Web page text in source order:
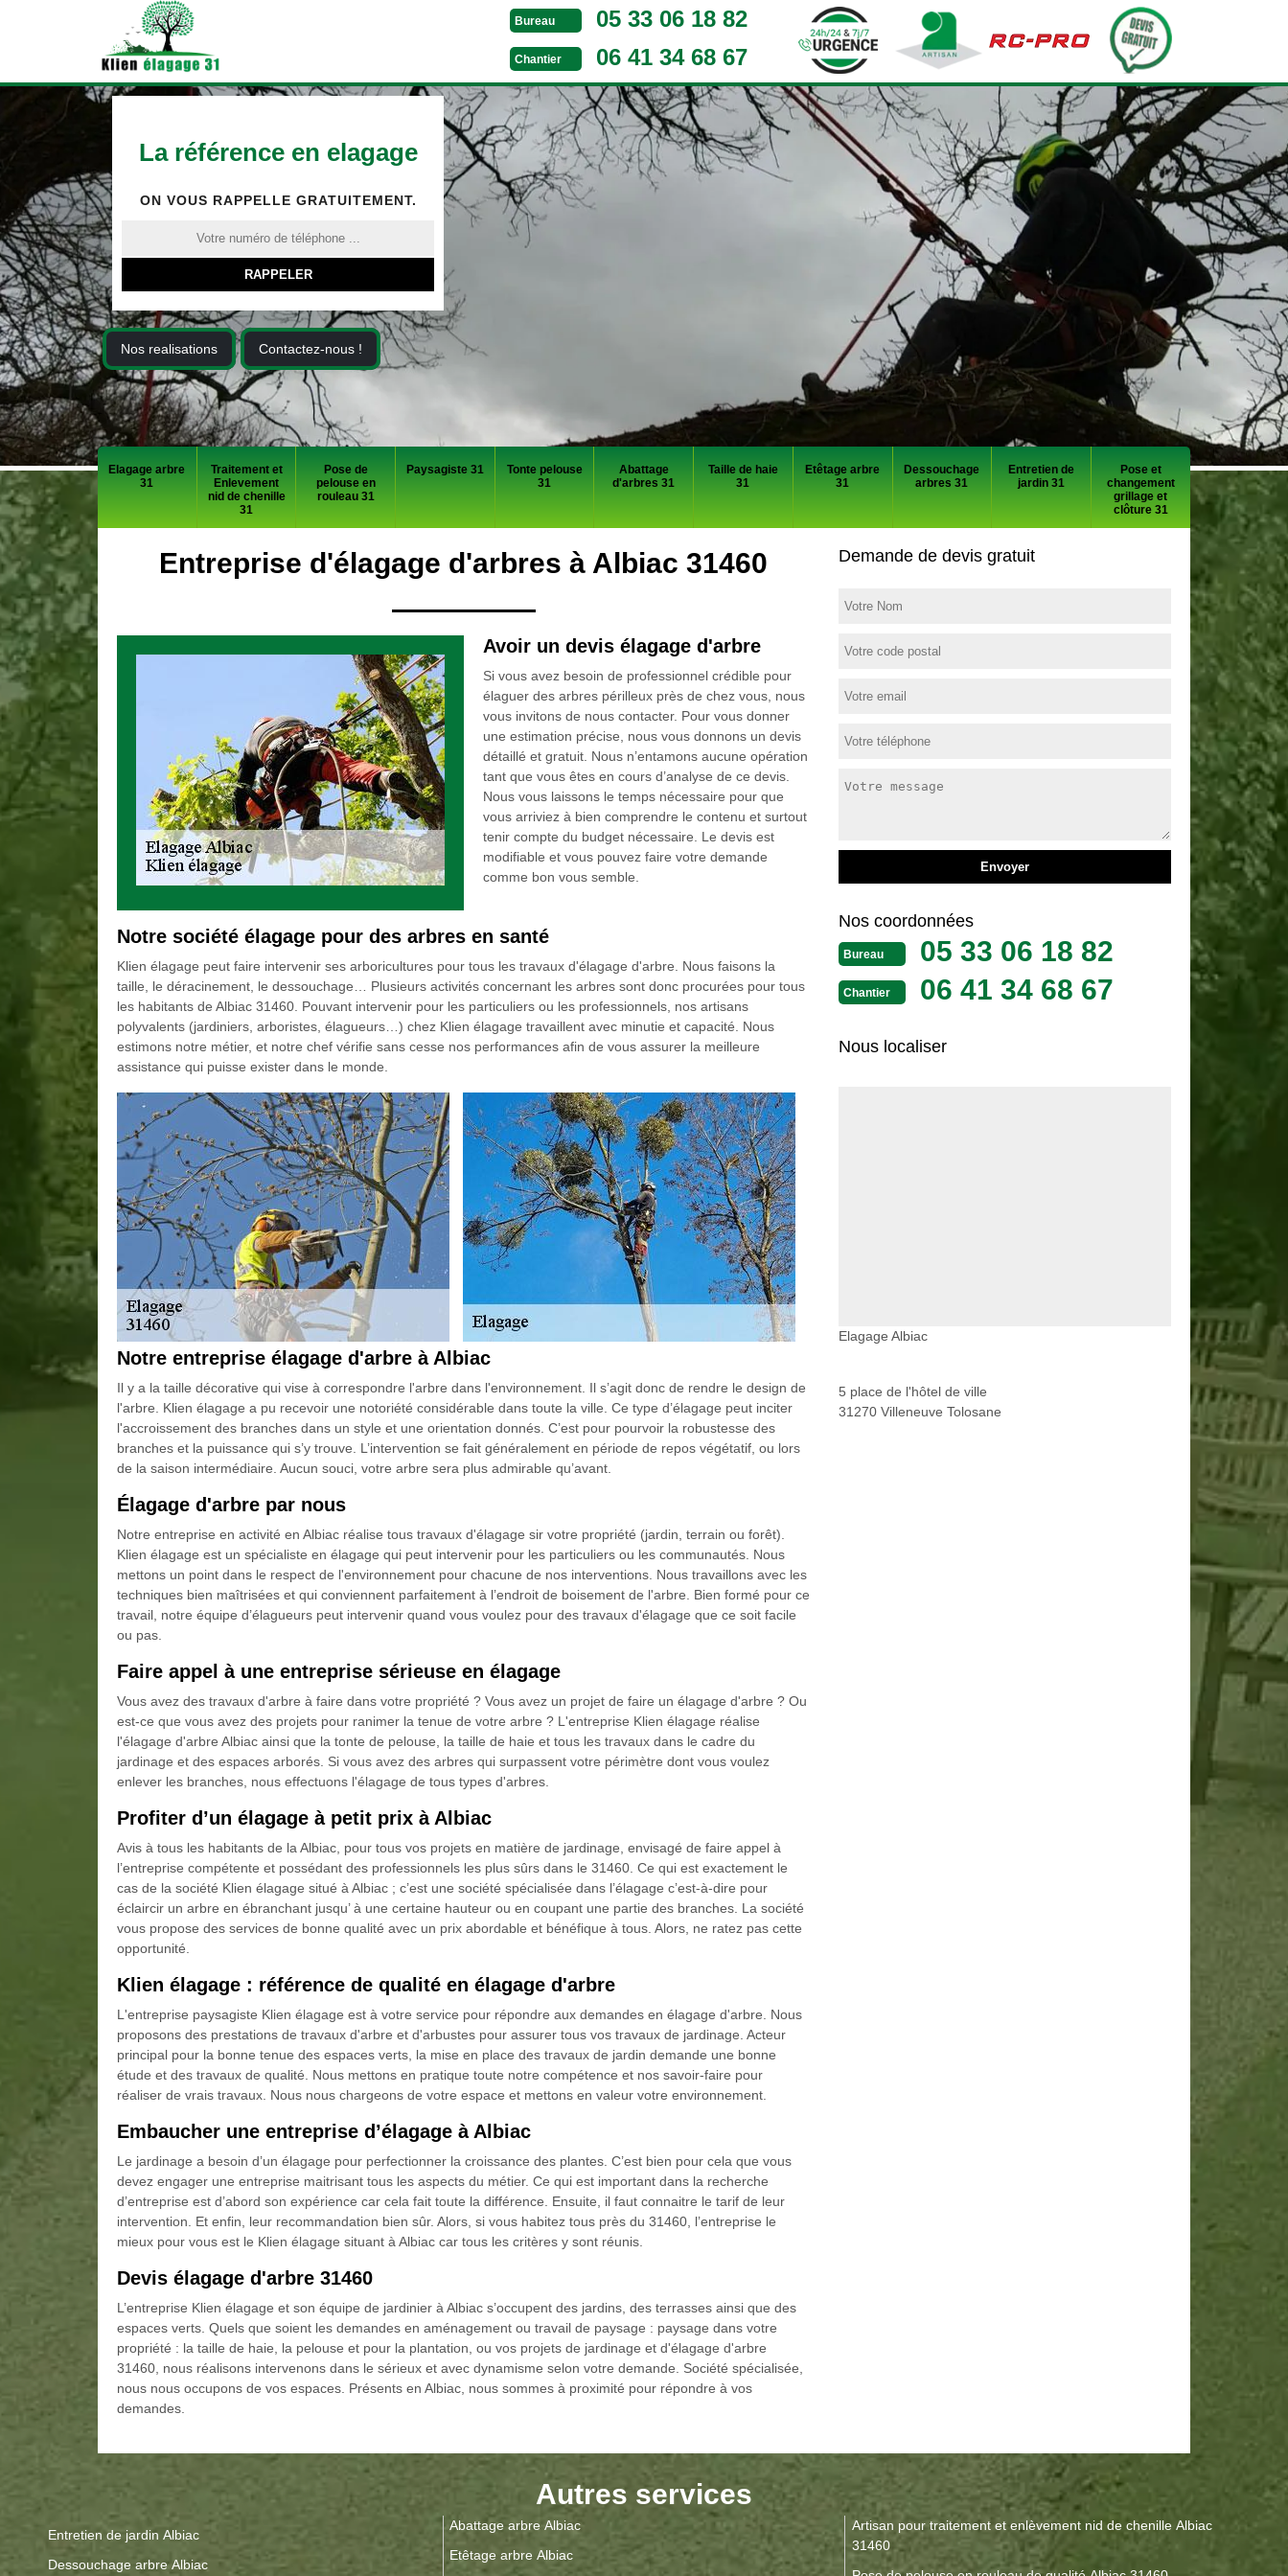
Bureau 05 33 06 18 82
Chantier 06 41 34 68 67
La référence en elagage
ON VOUS RAPPELLE GRATUITEMENT.
Nos realisations Contactez-nous !
Elagage arbre
31
Traitement et
Enlevement
nid de chenille
31
Pose de
pelouse en
rouleau 31
Paysagiste 31
Tonte pelouse
31
Abattage
d'arbres 31
Taille de haie
31
Etêtage arbre
31
Dessouchage
arbres 31
Entretien de
jardin 31
Pose et
changement
grillage et
clôture 31
Entreprise d'élagage d'arbres à Albiac 31460
Avoir un devis élagage d'arbre
Si vous avez besoin de professionnel crédible pour
élaguer des arbres périlleux près de chez vous, nous
vous invitons de nous contacter. Pour vous donner
une estimation précise, nous vous donnons un devis
détaillé et gratuit. Nous n’entamons aucune opération
tant que vous êtes en cours d’analyse de ce devis.
Nous vous laissons le temps nécessaire pour que
vous arriviez à bien comprendre le contenu et surtout
tenir compte du budget nécessaire. Le devis est
modifiable et vous pouvez faire votre demande
comme bon vous semble.
Notre société élagage pour des arbres en santé
Klien élagage peut faire intervenir ses arboricultures pour tous les travaux d'élagage d'arbre. Nous faisons la
taille, le déracinement, le dessouchage… Plusieurs activités concernant les arbres sont donc procurées pour tous
les habitants de Albiac 31460. Pouvant intervenir pour les particuliers ou les professionnels, nos artisans
polyvalents (jardiniers, arboristes, élagueurs…) chez Klien élagage travaillent avec minutie et capacité. Nous
estimons notre métier, et notre chef vérifie sans cesse nos performances afin de vous assurer la meilleure
assistance qui puisse exister dans le monde.
Notre entreprise élagage d'arbre à Albiac
Il y a la taille décorative qui vise à correspondre l'arbre dans l'environnement. Il s’agit donc de rendre le design de
l'arbre. Klien élagage a pu recevoir une notoriété considérable dans toute la ville. Ce type d’élagage peut inciter
l'accroissement des branches dans un style et une orientation donnés. C’est pour pourvoir la robustesse des
branches et la puissance qui s’y trouve. L’intervention se fait généralement en période de repos végétatif, ou lors
de la saison intermédiaire. Aucun souci, votre arbre sera plus admirable qu’avant.
Élagage d'arbre par nous
Notre entreprise en activité en Albiac réalise tous travaux d'élagage sir votre propriété (jardin, terrain ou forêt).
Klien élagage est un spécialiste en élagage qui peut intervenir pour les particuliers ou les communautés. Nous
mettons un point dans le respect de l'environnement pour chacune de nos interventions. Nous travaillons avec les
techniques bien maîtrisées et qui conviennent parfaitement à l’endroit de boisement de l'arbre. Bien formé pour ce
travail, notre équipe d’élagueurs peut intervenir quand vous voulez pour des travaux d'élagage que ce soit facile
ou pas.
Faire appel à une entreprise sérieuse en élagage
Vous avez des travaux d'arbre à faire dans votre propriété ? Vous avez un projet de faire un élagage d'arbre ? Ou
est-ce que vous avez des projets pour ranimer la tenue de votre arbre ? L'entreprise Klien élagage réalise
l'élagage d'arbre Albiac ainsi que la tonte de pelouse, la taille de haie et tous les travaux dans le cadre du
jardinage et des espaces arborés. Si vous avez des arbres qui surpassent votre périmètre dont vous voulez
enlever les branches, nous effectuons l'élagage de tous types d'arbres.
Profiter d’un élagage à petit prix à Albiac
Avis à tous les habitants de la Albiac, pour tous vos projets en matière de jardinage, envisagé de faire appel à
l’entreprise compétente et possédant des professionnels les plus sûrs dans le 31460. Ce qui est exactement le
cas de la société Klien élagage situé à Albiac ; c’est une société spécialisée dans l’élagage c’est-à-dire pour
éclaircir un arbre en ébranchant jusqu’ à une certaine hauteur ou en coupant une partie des branches. La société
vous propose des services de bonne qualité avec un prix abordable et bénéfique à tous. Alors, ne ratez pas cette
opportunité.
Klien élagage : référence de qualité en élagage d'arbre
L'entreprise paysagiste Klien élagage est à votre service pour répondre aux demandes en élagage d'arbre. Nous
proposons des prestations de travaux d'arbre et d'arbustes pour assurer tous vos travaux de jardinage. Acteur
principal pour la bonne tenue des espaces verts, la mise en place des travaux de jardin demande une bonne
étude et des travaux de qualité. Nous mettons en pratique toute notre compétence et nos savoir-faire pour
réaliser de vrais travaux. Nous nous chargeons de votre espace et mettons en valeur votre environnement.
Embaucher une entreprise d’élagage à Albiac
Le jardinage a besoin d’un élagage pour perfectionner la croissance des plantes. C’est bien pour cela que vous
devez engager une entreprise maitrisant tous les aspects du métier. Ce qui est important dans la recherche
d’entreprise est d’abord son expérience car cela fait toute la différence. Ensuite, il faut connaitre le tarif de leur
intervention. Et enfin, leur recommandation bien sûr. Alors, si vous habitez tous près du 31460, l’entreprise le
mieux pour vous est le Klien élagage situant à Albiac car tous les critères y sont réunis.
Devis élagage d'arbre 31460
L’entreprise Klien élagage et son équipe de jardinier à Albiac s’occupent des jardins, des terrasses ainsi que des
espaces verts. Quels que soient les demandes en aménagement ou travail de paysage : paysage dans votre
propriété : la taille de haie, la pelouse et pour la plantation, ou vos projets de jardinage et d'élagage d'arbre
31460, nous réalisons intervenons dans le sérieux et avec dynamisme selon votre demande. Société spécialisée,
nous nous occupons de vos espaces. Présents en Albiac, nous sommes à proximité pour répondre à vos
demandes.
Demande de devis gratuit
Nos coordonnées
Bureau 05 33 06 18 82
Chantier 06 41 34 68 67
Nous localiser
Elagage Albiac
5 place de l'hôtel de ville
31270 Villeneuve Tolosane
Autres services
Entretien de jardin Albiac
Dessouchage arbre Albiac
Abattage arbre Albiac
Etêtage arbre Albiac
Artisan pour traitement et enlèvement nid de chenille Albiac
31460